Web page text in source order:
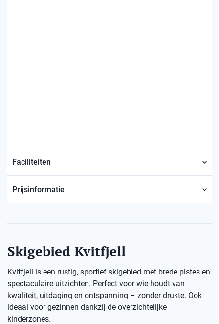
Faciliteiten
Prijsinformatie
Skigebied Kvitfjell
Kvitfjell is een rustig, sportief skigebied met brede pistes en
spectaculaire uitzichten. Perfect voor wie houdt van
kwaliteit, uitdaging en ontspanning – zonder drukte. Ook
ideaal voor gezinnen dankzij de overzichtelijke
kinderzones.